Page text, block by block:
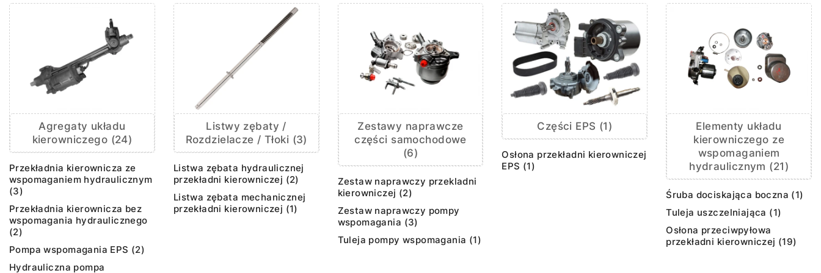
Agregaty układu
kierowniczego (24)
Przekładnia kierownicza ze
wspomaganiem hydraulicznym
(3)
Przekładnia kierownicza bez
wspomagania hydraulicznego
(2)
Pompa wspomagania EPS (2)
Hydrauliczna pompa
Listwy zębaty /
Rozdzielacze / Tłoki (3)
Listwa zębata hydraulicznej
przekładni kierowniczej (2)
Listwa zębata mechanicznej
przekładni kierowniczej (1)
Zestawy naprawcze
części samochodowe
(6)
Zestaw naprawczy przekladni
kierowniczej (2)
Zestaw naprawczy pompy
wspomagania (3)
Tuleja pompy wspomagania (1)
Części EPS (1)
Osłona przekładni kierowniczej
EPS (1)
Elementy układu
kierowniczego ze
wspomaganiem
hydraulicznym (21)
Śruba dociskająca boczna (1)
Tuleja uszczelniająca (1)
Osłona przeciwpyłowa
przekładni kierowniczej (19)